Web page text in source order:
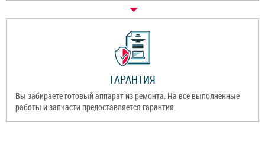
ГАРАНТИЯ
Вы забираете готовый аппарат из ремонта. На все выполненные
работы и запчасти предоставляется гарантия.